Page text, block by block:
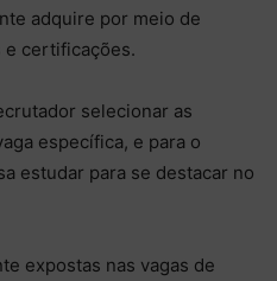
adquire por meio de
e certificações.
selecionar as
específica, e para o
estudar para se destacar no
expostas nas vagas de